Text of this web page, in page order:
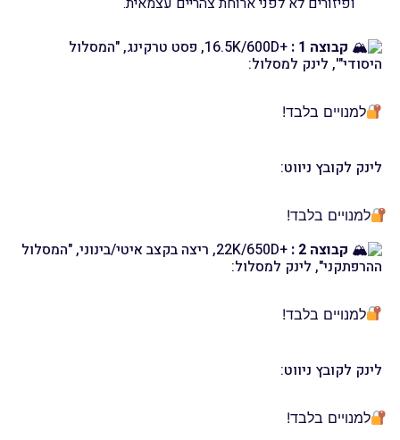
קבוצה 1 : +16.5K/600D, פסט טרקינג, "המסלול
היסודי"', לינק למסלול:
למנויים בלבד!
לינק לקובץ ניווט:
למנויים בלבד!
קבוצה 2 : +22K/650D, ריצה בקצב איטי/בינוני, "המסלול
ההרפתקני", לינק למסלול:
למנויים בלבד!
לינק לקובץ ניווט:
למנויים בלבד!